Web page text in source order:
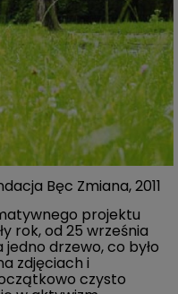
Bęc Zmiana, 2011
projektu
rok, od 25 września
jedno drzewo, co było
zdjęciach i
czysto